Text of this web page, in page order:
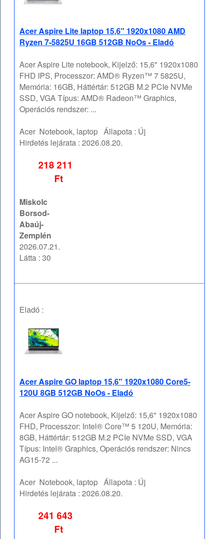
Acer Aspire Lite laptop 15,6" 1920x1080 AMD
Ryzen 7-5825U 16GB 512GB NoOs - Eladó
Acer Aspire Lite notebook, Kijelző: 15,6" 1920x1080
FHD IPS, Processzor: AMD® Ryzen™ 7 5825U,
Memória: 16GB, Háttértár: 512GB M.2 PCIe NVMe
SSD, VGA Típus: AMD® Radeon™ Graphics,
Operációs rendszer: ...
Acer Notebook, laptop Állapota : Új
Hirdetés lejárata :2026.08.20.
218 211
Ft
Miskolc
Borsod-
Abaúj-
Zemplén
2026.07.21.
Látta : 30
Eladó :
Acer Aspire GO laptop 15,6" 1920x1080 Core5-
120U 8GB 512GB NoOs - Eladó
Acer Aspire GO notebook, Kijelző: 15,6" 1920x1080
FHD, Processzor: Intel® Core™ 5 120U, Memória:
8GB, Háttértár: 512GB M.2 PCIe NVMe SSD, VGA
Típus: Intel® Graphics, Operációs rendszer: Nincs
AG15-72 ...
Acer Notebook, laptop Állapota : Új
Hirdetés lejárata :2026.08.20.
241 643
Ft